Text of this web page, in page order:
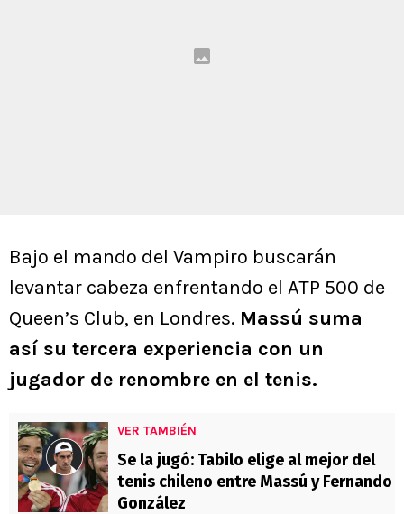
Bajo el mando del Vampiro buscarán
levantar cabeza enfrentando el ATP 500 de
Queen’s Club, en Londres. Massú suma
así su tercera experiencia con un
jugador de renombre en el tenis.
VER TAMBIÉN
Se la jugó: Tabilo elige al mejor del
tenis chileno entre Massú y Fernando
González